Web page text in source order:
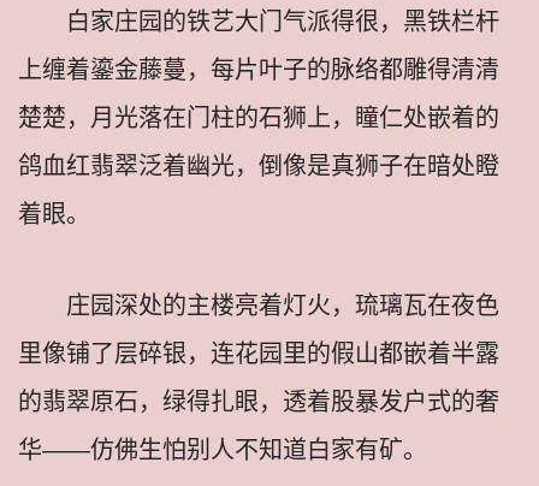
白家庄园的铁艺大门气派得很，黑铁栏杆
上缠着鎏金藤蔓，每片叶子的脉络都雕得清清
楚楚，月光落在门柱的石狮上，瞳仁处嵌着的
鸽血红翡翠泛着幽光，倒像是真狮子在暗处瞪
着眼。
庄园深处的主楼亮着灯火，琉璃瓦在夜色
里像铺了层碎银，连花园里的假山都嵌着半露
的翡翠原石，绿得扎眼，透着股暴发户式的奢
华——仿佛生怕别人不知道白家有矿。